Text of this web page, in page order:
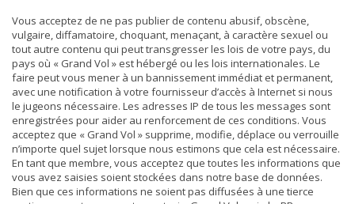
Vous acceptez de ne pas publier de contenu abusif, obscène,
vulgaire, diffamatoire, choquant, menaçant, à caractère sexuel ou
tout autre contenu qui peut transgresser les lois de votre pays, du
pays où « Grand Vol » est hébergé ou les lois internationales. Le
faire peut vous mener à un bannissement immédiat et permanent,
avec une notification à votre fournisseur d’accès à Internet si nous
le jugeons nécessaire. Les adresses IP de tous les messages sont
enregistrées pour aider au renforcement de ces conditions. Vous
acceptez que « Grand Vol » supprime, modifie, déplace ou verrouille
n’importe quel sujet lorsque nous estimons que cela est nécessaire.
En tant que membre, vous acceptez que toutes les informations que
vous avez saisies soient stockées dans notre base de données.
Bien que ces informations ne soient pas diffusées à une tierce